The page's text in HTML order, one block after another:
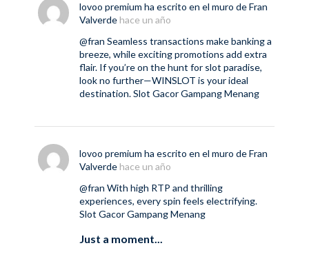
lovoo premium ha escrito en el muro deFran
Valverde hace un año
@fran Seamless transactions make banking a
breeze, while exciting promotions add extra
flair. If you’re on the hunt for slot paradise,
look no further—WINSLOT is your ideal
destination.Slot Gacor Gampang Menang
lovoo premium ha escrito en el muro deFran
Valverde hace un año
@fran With high RTP and thrilling
experiences, every spin feels electrifying.
Slot Gacor Gampang Menang
Just a moment...